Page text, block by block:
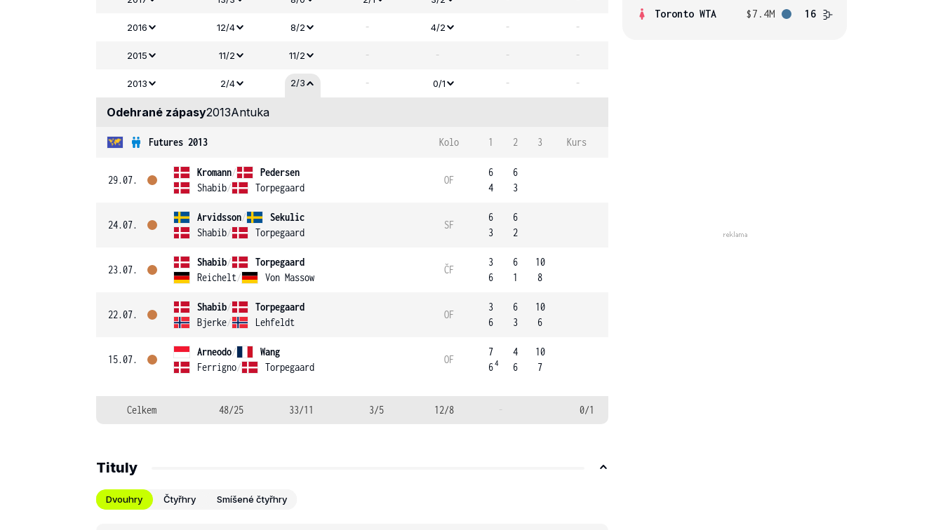
2016 12/4 8/2 - 4/2 - -
2015 11/2 11/2 - - - -
2013 2/4 2/3 - 0/1 - -
Odehrané zápasy2013Antuka
Futures 2013 Kolo 1 2 3 Kurs
29.07.
Kromann/
Pedersen
Shabib/ Torpegaard
OF
6
4
6
3
24.07.
Arvidsson/
Sekulic
Shabib/ Torpegaard
SF
6
3
6
2
23.07.
Shabib/
Torpegaard
Reichelt/ Von Massow
ČF
3
6
6
1
10
8
22.07.
Shabib/
Torpegaard
Bjerke/ Lehfeldt
OF
3
6
6
3
10
6
15.07.
Arneodo/
Wang
Ferrigno/ Torpegaard
OF
7
64
4
6
10
7
Celkem 48/25 33/11 3/5 12/8 - 0/1
Tituly
Dvouhry Čtyřhry Smíšené čtyřhry
Toronto WTA
$7.4M 16